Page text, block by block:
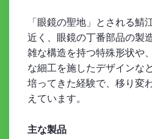
「眼鏡の聖地」とされる鯖
近く、眼鏡の丁番部品の製
雑な構造を持つ特殊形状や
な細工を施したデザインな
培ってきた経験で、移り変
えています。
主な製品